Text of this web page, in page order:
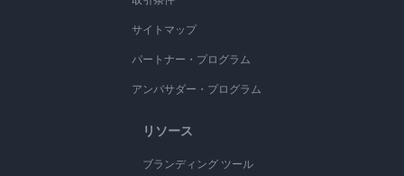
サイトマップ
パートナー・プログラム
アンバサダー・プログラム
リソース
ブランディング ツール